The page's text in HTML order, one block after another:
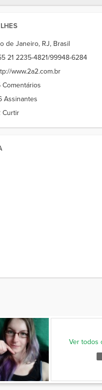
de Janeiro, RJ, Brasil
21 2235-4821/99948-6284
www.2a2.com.br
Comentários
Assinantes
Curtir
Ver todos